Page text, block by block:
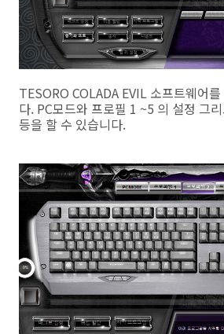
TESORO COLADA EVIL 소프트웨어
다. PC모드와 프로필 1 ~5 의 설정 그
등을 할 수 있습니다.